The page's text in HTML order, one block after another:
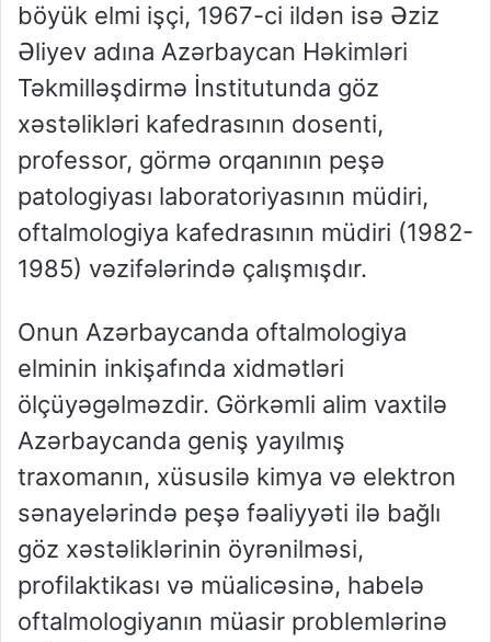
böyük elmi işçi, 1967-ci ildən isə Əziz
Əliyev adına Azərbaycan Həkimləri
Təkmilləşdirmə İnstitutunda göz
xəstəlikləri kafedrasının dosenti,
professor, görmə orqanının peşə
patologiyası laboratoriyasının müdiri,
oftalmologiya kafedrasının müdiri (1982-
1985) vəzifələrində çalışmışdır.
Onun Azərbaycanda oftalmologiya
elminin inkişafında xidmətləri
ölçüyəgəlməzdir. Görkəmli alim vaxtilə
Azərbaycanda geniş yayılmış
traxomanın, xüsusilə kimya və elektron
sənayelərində peşə fəaliyyəti ilə bağlı
göz xəstəliklərinin öyrənilməsi,
profilaktikası və müalicəsinə, habelə
oftalmologiyanın müasir problemlərinə